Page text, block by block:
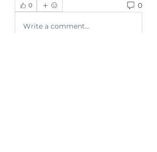
0 0
Write a comment...